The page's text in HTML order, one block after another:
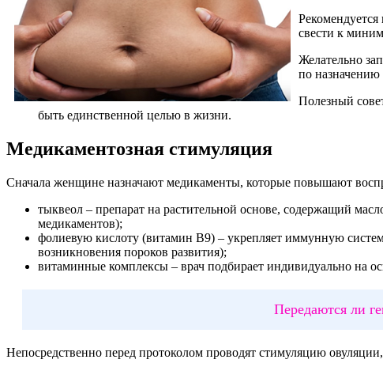
свести к
Желательно
по назначению
Полезный
быть единственной целью в жизни.
Медикаментозная стимуляция
Сначала женщине назначают медикаменты, которые повышают
тыквеол – препарат на растительной основе, содержащий
медикаментов);
фолиевую кислоту (витамин В9) – укрепляет иммунную
возникновения пороков развития);
витаминные комплексы – врач подбирает индивидуально на
Передаются ли
Непосредственно перед протоколом проводят стимуляцию